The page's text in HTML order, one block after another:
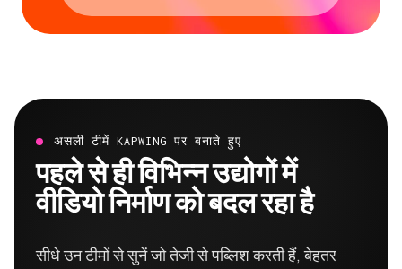
असली टीमें KAPWING पर बनाते हुए
पहले से ही विभिन्न उद्योगों में
वीडियो निर्माण को बदल रहा है
सीधे उन टीमों से सुनें जो तेजी से पब्लिश करती हैं, बेहतर